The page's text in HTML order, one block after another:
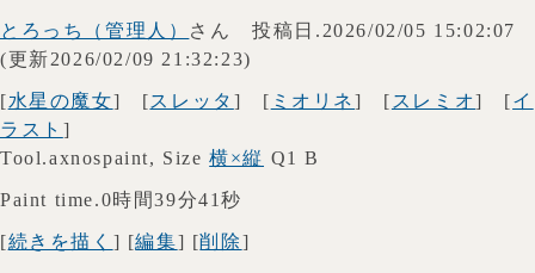
とろっち（管理人） さん 投稿日.2026/02/05 15:02:07
(更新2026/02/09 21:32:23)
[水星の魔女] [スレッタ ] [ ミオリネ] [ スレミオ] [イ
ラスト ]
Tool.axnospaint, Size横×縦 Q1 B
Paint time.0時間39分41秒
[続きを描く ] [編集] [削除]